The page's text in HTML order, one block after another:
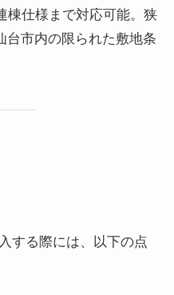
棟仕様まで対応可能。狭
台市内の限られた敷地条
する際には、以下の点